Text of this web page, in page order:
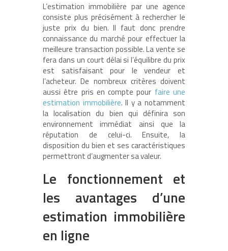
L’estimation immobilière par une agence
consiste plus précisément à rechercher le
juste prix du bien. Il faut donc prendre
connaissance du marché pour effectuer la
meilleure transaction possible. La vente se
fera dans un court délai si l’équilibre du prix
est satisfaisant pour le vendeur et
l’acheteur. De nombreux critères doivent
aussi être pris en compte pour faire une
estimation immobilière. Il y a notamment
la localisation du bien qui définira son
environnement immédiat ainsi que la
réputation de celui-ci. Ensuite, la
disposition du bien et ses caractéristiques
permettront d’augmenter sa valeur.
Le fonctionnement et
les avantages d’une
estimation immobilière
en ligne